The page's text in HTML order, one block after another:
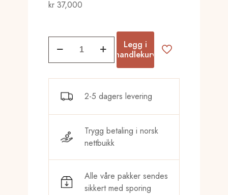
kr 37,000
Diamantring
-
18KT
H/SI
0,50
CT
14STK
CT
antall
Legg i
handlekurv
2-5 dagers levering
Trygg betaling i norsk
nettbuikk
Alle våre pakker sendes
sikkert med sporing